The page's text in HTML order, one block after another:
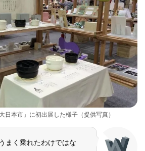
日本市」に初出展した様子（提供写真）
まく乗れたわけではな